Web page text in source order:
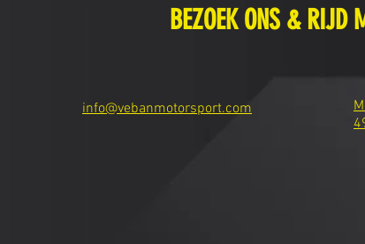
BEZOEK ONS & RIJD
info@vebanmotorsport.com